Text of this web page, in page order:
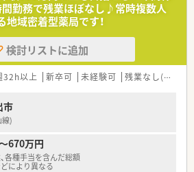
あり勤務地域を選択できます。
メ>
して長期就業したい方
に経験を積んでいきたい方
変わっても働き続けたい方
けでなく、地域に根差した居宅や施設への在
おり、幅広い処方内容に深く触れられる環境
容】
形外科や内科メインの正確な調剤をはじめ、
く、居宅や施設への在宅訪問業務やお薬の配
つけ薬剤師業務にいたるまで幅広く携わりま
強みを活かし、近隣店舗で急なお休みや突発
た際には適切に店舗間で業務をカバーしま
間勤務で残業ほぼなし♪常時複数人
域密着型薬局です！
検討リストに追加
32h以上 新卒可 未経験可 残業なし(ほぼなし含む)
市
)
670万円
各種手当を含んだ総額
により異なる